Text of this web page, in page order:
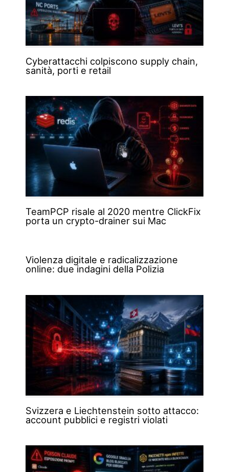
Cyberattacchi colpiscono supply chain,
sanità, porti e retail
TeamPCP risale al 2020 mentre ClickFix
porta un crypto-drainer sui Mac
Violenza digitale e radicalizzazione
online: due indagini della Polizia
Svizzera e Liechtenstein sotto attacco:
account pubblici e registri violati